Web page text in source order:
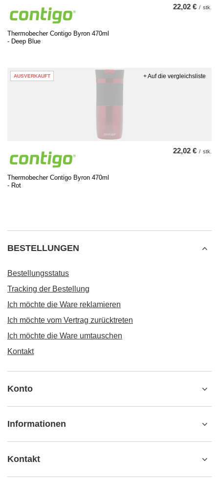
Thermobecher Contigo Byron 470ml
- Deep Blue
22,02 € / stk.
AUSVERKAUFT
Thermobecher Contigo Byron 470ml
- Rot
22,02 € / stk.
+ Auf die vergleichsliste
BESTELLUNGEN
Bestellungsstatus
Tracking der Bestellung
Ich möchte die Ware reklamieren
Ich möchte vom Vertrag zurücktreten
Ich möchte die Ware umtauschen
Kontakt
Konto
Informationen
Kontakt